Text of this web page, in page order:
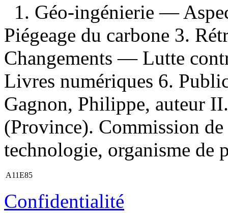
1. Géo-ingénierie —
Piégeage du carbone 3.
Changements — Lutte
Livres numériques 6.
Gagnon, Philippe, auteur
(Province). Commission
technologie, organisme de
A11E85
Confidentialité